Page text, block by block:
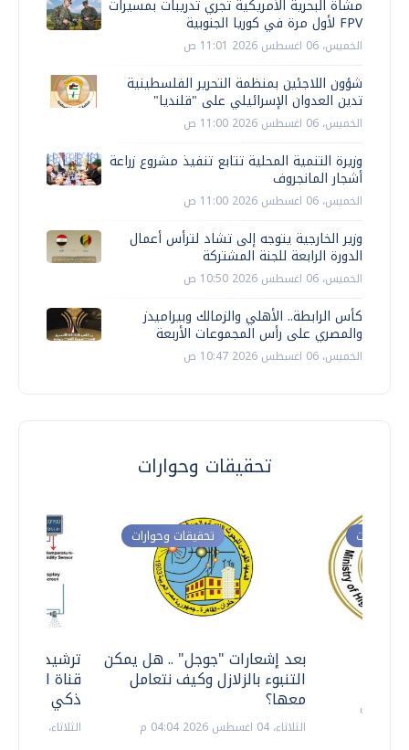
مشاة البحرية الأمريكية تجري تدريبات بمسيرات
FPV لأول مرة في كوريا الجنوبية
الخميس، 06 اغسطس 2026 11:01 ص
شؤون اللاجئين بمنظمة التحرير الفلسطينية
تدين العدوان الإسرائيلي على "قلنديا"
الخميس، 06 اغسطس 2026 11:00 ص
وزيرة التنمية المحلية تتابع تنفيذ مشروع زراعة
أشجار المانجروف
الخميس، 06 اغسطس 2026 11:00 ص
وزير الخارجية يتوجه إلى تشاد لترأس أعمال
الدورة الرابعة للجنة المشتركة
الخميس، 06 اغسطس 2026 10:50 ص
كأس الرابطة.. الأهلي والزمالك وبيراميدز
والمصري على رأس المجموعات الأربعة
الخميس، 06 اغسطس 2026 10:47 ص
تحقيقات وحوارات
ترشيدا
قناة
ذكي
الثلاثاء، 14 يوليو 2026 06:11 م
تحقيقات وحوارات
بعد إشعارات "جوجل" .. هل يمكن
التنبوء بالزلازل وكيف نتعامل
معها؟
الثلاثاء، 04 اغسطس 2026 04:04 م
وحوارات